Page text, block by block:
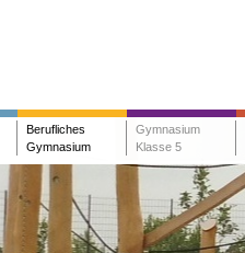
Berufliches
Gymnasium
Gymnasium
Klasse 5